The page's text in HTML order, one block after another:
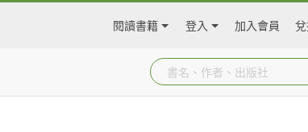
閱讀書籍 登入 加入會員